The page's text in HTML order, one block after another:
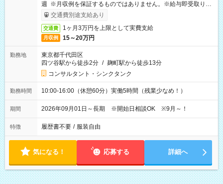
週 ※月収例を保証するものではありません。※給与即受取りサ
ービス利用可（利用条件有）
交通費別途支給あり
交通費 1ヶ月3万円を上限として実費支給
月収例 15～20万円
勤務地
東京都千代田区
四ツ谷駅から徒歩2分 / 麹町駅から徒歩13分
コンサルタント・シンクタンク
勤務時間 10:00-16:00（休憩60分）実働5時間（残業少なめ！）
期間 2026年09月01日～長期 ※開始日相談OK ※9月～！
特徴 履歴書不要 / 服装自由
気になる！ 応募する 詳細へ